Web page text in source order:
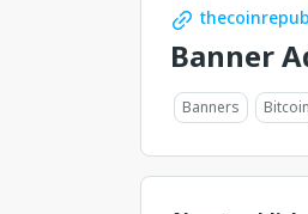
Banner
Banners Bitcoin